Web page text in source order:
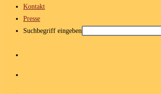
Kontakt
Presse
Suchbegriff eingeben